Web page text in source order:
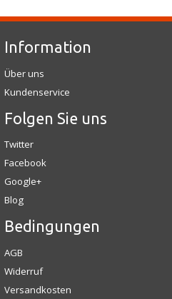
Information
Über uns
Kundenservice
Folgen Sie uns
Twitter
Facebook
Google+
Blog
Bedingungen
AGB
Widerruf
Versandkosten